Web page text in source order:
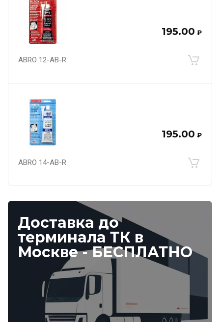
195.00 ₽
ABRO 12-AB-R
195.00 ₽
ABRO 14-AB-R
Доставка до
терминала ТК в
Москве - БЕСПЛАТНО